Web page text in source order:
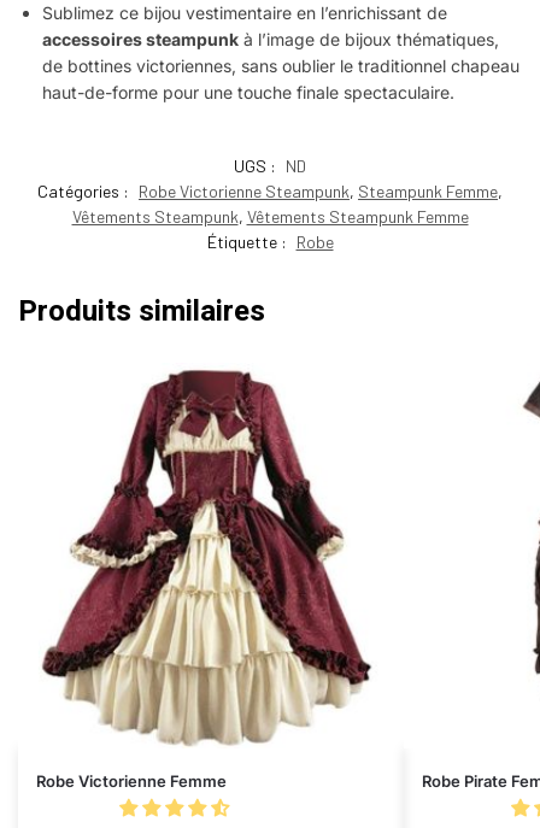
Sublimez ce bijou vestimentaire en l’enrichissant de
accessoires steampunk à l’image de bijoux thématiques,
de bottines victoriennes, sans oublier le traditionnel chapeau
haut-de-forme pour une touche finale spectaculaire.
UGS :
ND
Catégories :
Robe Victorienne Steampunk, Steampunk Femme,
Vêtements Steampunk, Vêtements Steampunk Femme
Étiquette :
Robe
Produits similaires
Robe Victorienne Femme Robe Pirate